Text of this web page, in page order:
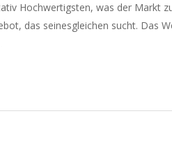
Hochwertigsten, was der Markt
das seinesgleichen sucht. Das